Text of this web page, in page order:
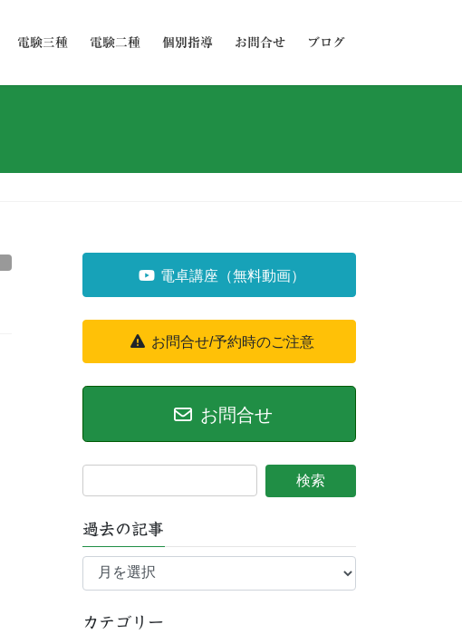
電験三種 電験二種 個別指導 お問合せ ブログ
電卓講座（無料動画）
お問合せ/予約時のご注意
お問合せ
過去の記事
過
記
カテゴリー